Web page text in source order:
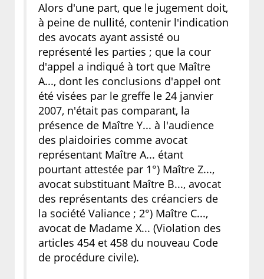
Alors d'une part, que le jugement doit,
à peine de nullité, contenir l'indication
des avocats ayant assisté ou
représenté les parties ; que la cour
d'appel a indiqué à tort que Maître
A..., dont les conclusions d'appel ont
été visées par le greffe le 24 janvier
2007, n'était pas comparant, la
présence de Maître Y... à l'audience
des plaidoiries comme avocat
représentant Maître A... étant
pourtant attestée par 1°) Maître Z...,
avocat substituant Maître B..., avocat
des représentants des créanciers de
la société Valiance ; 2°) Maître C...,
avocat de Madame X... (Violation des
articles 454 et 458 du nouveau Code
de procédure civile).